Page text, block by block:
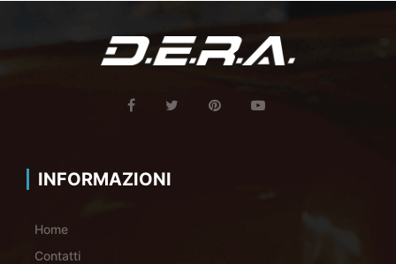
INFORMAZIONI
Home
Contatti